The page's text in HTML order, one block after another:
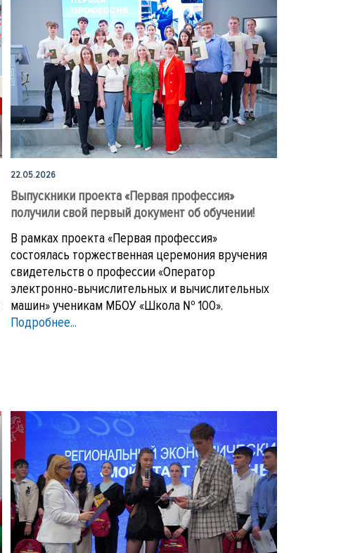
22.05.2026
Выпускники проекта «Первая профессия»
получили свой первый документ об обучении!
В рамках проекта «Первая профессия»
состоялась торжественная церемония вручения
свидетельств о профессии «Оператор
электронно-вычислительных и вычислительных
машин» ученикам МБОУ «Школа № 100».
Подробнее...